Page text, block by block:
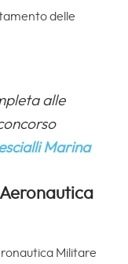
delle
alle
Marina
Militare